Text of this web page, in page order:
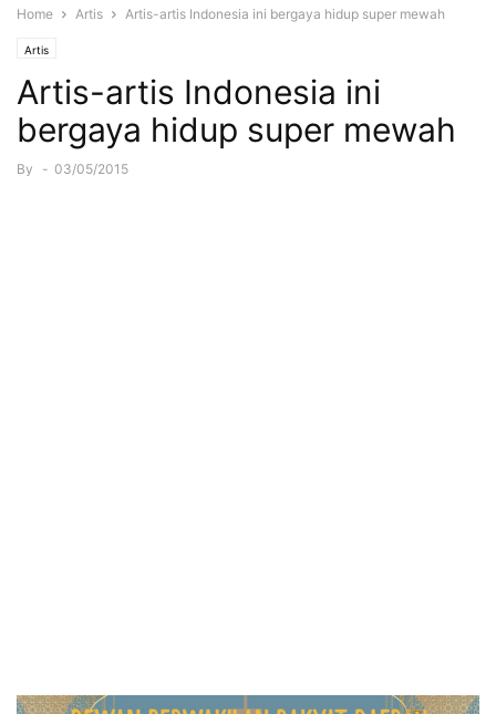
Home Artis Artis-artis Indonesia ini bergaya hidup super mewah
Artis
Artis-artis Indonesia ini
bergaya hidup super mewah
By - 03/05/2015